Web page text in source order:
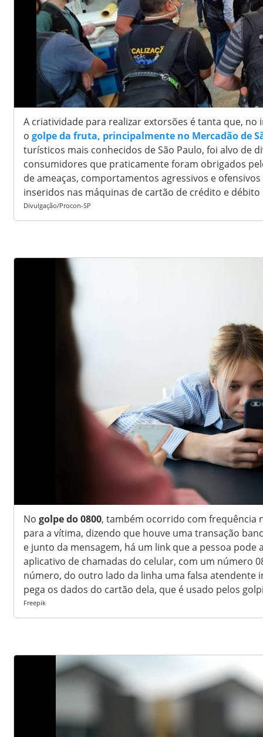
A criatividade para realizar extorsões é tanta que,
o golpe da fruta, principalmente no Mercadão de
turísticos mais conhecidos de São Paulo, foi alvo de
consumidores que praticamente foram obrigados
de ameaças, comportamentos agressivos e
inseridos nas máquinas de cartão de crédito e débito
Divulgação/Procon-SP
No golpe do 0800, também ocorrido com frequência
para a vítima, dizendo que houve uma transação
e junto da mensagem, há um link que a pessoa pode
aplicativo de chamadas do celular, com um número
número, do outro lado da linha uma falsa atendente
pega os dados do cartão dela, que é usado pelos
Freepik